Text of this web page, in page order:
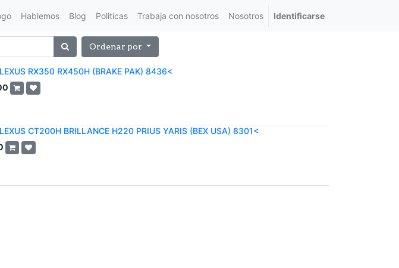
Hablemos Blog Politicas Trabaja con nosotros Nosotros Identificarse
Ordenar por
RX350 RX450H (BRAKE PAK) 8436<
CT200H BRILLANCE H220 PRIUS YARIS (BEX USA) 8301<